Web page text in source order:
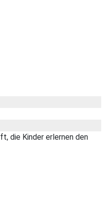
die Kinder erlernen den